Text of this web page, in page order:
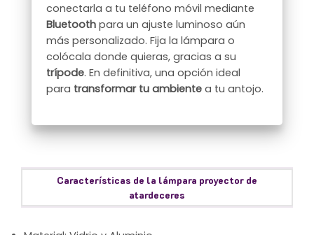
conectarla a tu teléfono móvil mediante
Bluetooth para un ajuste luminoso aún
más personalizado. Fija la lámpara o
colócala donde quieras, gracias a su
trípode. En definitiva, una opción ideal
para transformar tu ambiente a tu antojo.
Características de la lámpara proyector de
atardeceres